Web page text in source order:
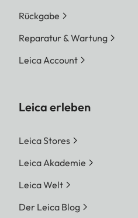
Rückgabe
Reparatur & Wartung
Leica Account
Leica erleben
Leica Stores
Leica Akademie
Leica Welt
Der Leica Blog